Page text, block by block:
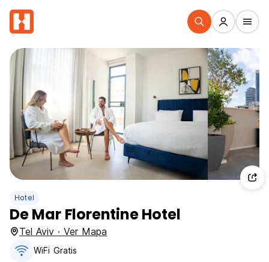
Hotel
De Mar Florentine Hotel
Tel Aviv · Ver Mapa
WiFi Gratis